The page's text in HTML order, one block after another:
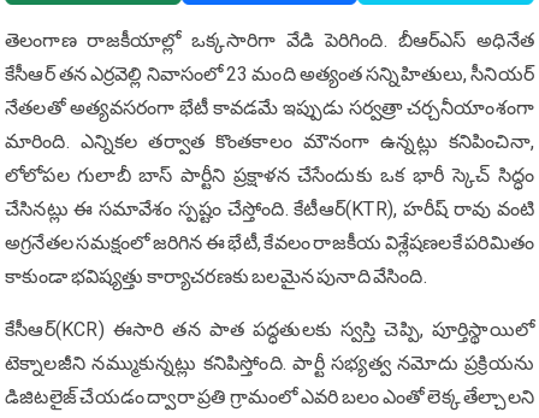
తెలంగాణ రాజకీయాల్లో ఒక్కసారిగా వేడి పెరిగింది. బీఆర్ఎస్‌ అధినేత
కేసీఆర్‌ తన ఎర్రవెల్లి నివాసంలో 23 మంది అత్యంత సన్నిహితులు, సీనియర్
నేతలతో అత్యవసరంగా భేటీ కావడమే ఇప్పుడు సర్వత్రా చర్చనీయాంశంగా
మారింది. ఎన్నికల తర్వాత కొంతకాలం మౌనంగా ఉన్నట్లు కనిపించినా,
లోలోపల గులాబీ బాస్ పార్టీని ప్రక్షాళన చేసేందుకు ఒక భారీ స్కెచ్ సిద్ధం
చేసినట్లు ఈ సమావేశం స్పష్టం చేస్తోంది. కేటీఆర్(KTR), హరీష్ రావు వంటి
అగ్రనేతల సమక్షంలో జరిగిన ఈ భేటీ, కేవలం రాజకీయ విశ్లేషణలకే పరిమితం
కాకుండా భవిష్యత్తు కార్యాచరణకు బలమైన పునాది వేసింది.
కేసీఆర్(KCR) ఈసారి తన పాత పద్ధతులకు స్వస్తి చెప్పి, పూర్తిస్థాయిలో
టెక్నాలజీని నమ్ముకున్నట్లు కనిపిస్తోంది. పార్టీ సభ్యత్వ నమోదు ప్రక్రియను
డిజిటలైజ్ చేయడం ద్వారా ప్రతి గ్రామంలో ఎవరి బలం ఎంతో లెక్క తేల్చాలని